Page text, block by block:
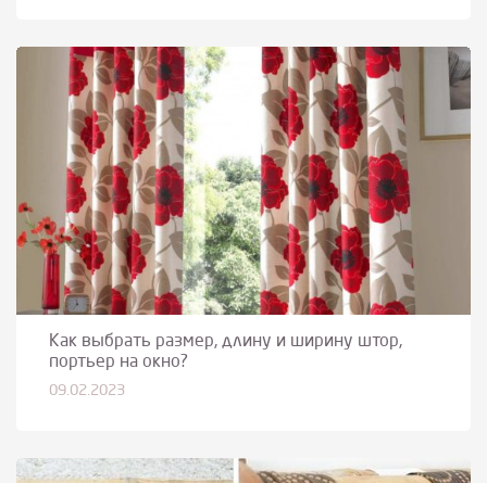
Как выбрать размер, длину и ширину штор,
портьер на окно?
09.02.2023